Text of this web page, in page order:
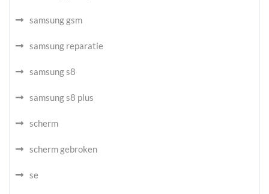
samsung gsm
samsung reparatie
samsung s8
samsung s8 plus
scherm
scherm gebroken
se